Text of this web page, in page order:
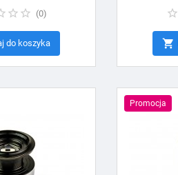
(0)
do koszyka 
Promocja